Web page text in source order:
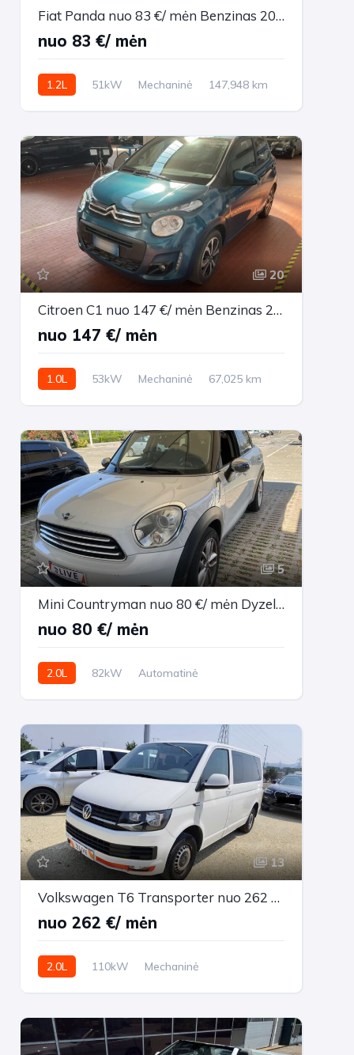
Fiat Panda nuo 83 €/ mėn Benzinas 2014m. Sedanas Mechaninė
nuo 83 €/ mėn
1.2L 51kW Mechaninė
147,948 km
20
Citroen C1 nuo 147 €/ mėn Benzinas 2021m. Sedanas Mechaninė
nuo 147 €/ mėn
1.0L 53kW Mechaninė
67,025 km
5
Mini Countryman nuo 80 €/ mėn Dyzelinas 2011m. Visureigis Automatinė
nuo 80 €/ mėn
2.0L 82kW
Automatinė
13
Volkswagen T6 Transporter nuo 262 €/ mėn Dyzelinas 2016m. Vienatūris Mechaninė
nuo 262 €/ mėn
2.0L 110kW
Mechaninė